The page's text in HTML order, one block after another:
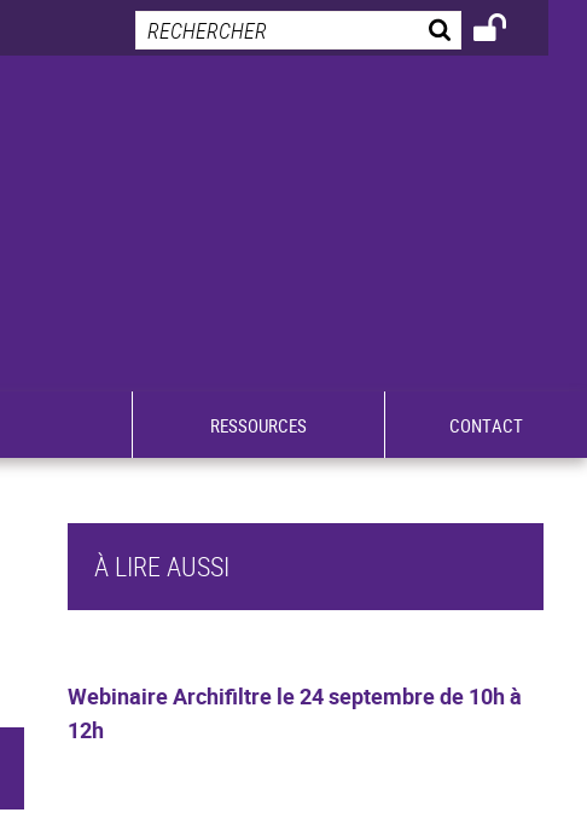
RESSOURCES CONTACT
À LIRE AUSSI
Webinaire Archifiltre le 24 septembre de 10h à
12h